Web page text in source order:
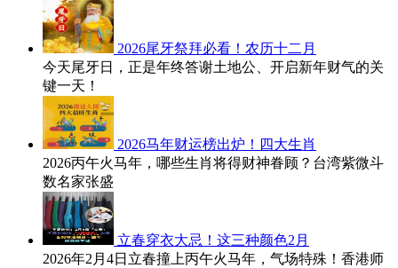
2026尾牙祭拜必看！农历十二月
今天尾牙日，正是年终答谢土地公、开启新年财气的关
键一天！
2026马年财运榜出炉！四大生肖
2026丙午火马年，哪些生肖将得财神眷顾？台湾紫微斗
数名家张盛
立春穿衣大忌！这三种颜色2月
2026年2月4日立春撞上丙午火马年，气场特殊！香港师